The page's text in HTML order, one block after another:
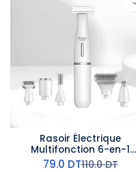
Rasoir Électrique
Multifonction 6-en-1
Kemei
79.0 DT110.0DT